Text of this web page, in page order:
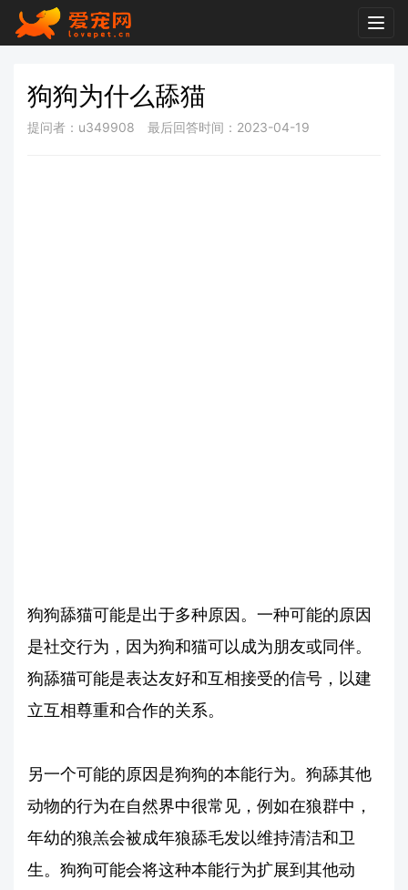
狗狗为什么舔猫
提问者：u349908 最后回答时间：2023-04-19
狗狗舔猫可能是出于多种原因。一种可能的原因
是社交行为，因为狗和猫可以成为朋友或同伴。
狗舔猫可能是表达友好和互相接受的信号，以建
立互相尊重和合作的关系。
另一个可能的原因是狗狗的本能行为。狗舔其他
动物的行为在自然界中很常见，例如在狼群中，
年幼的狼羔会被成年狼舔毛发以维持清洁和卫
生。狗狗可能会将这种本能行为扩展到其他动